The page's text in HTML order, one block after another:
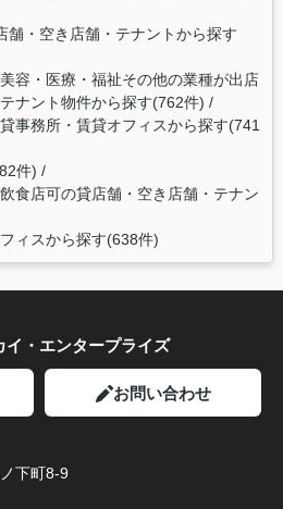
舗・空き店舗・テナントから探す
容・医療・福祉その他の業種が出店
ナント物件から探す(762件)
事務所・賃貸オフィスから探す(741
件)
食店可の貸店舗・空き店舗・テナン
ィスから探す(638件)
イ・エンタープライズ
お問い合わせ
下町8-9